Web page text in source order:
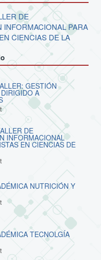
DE
INFORMACIONAL PARA
CIENCIAS DE LA
GESTIÓN
A
DE
INFORMACIONAL
EN CIENCIAS DE
NUTRICIÓN Y
TECNOLGÍA